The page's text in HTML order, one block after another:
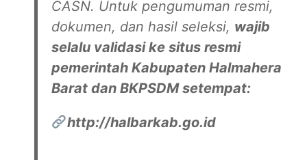
CASN. Untuk pengumuman resmi,
dokumen, dan hasil seleksi, wajib
selalu validasi ke situs resmi
pemerintah Kabupaten Halmahera
Barat dan BKPSDM setempat:
http://halbarkab.go.id